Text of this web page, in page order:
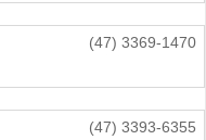
(47) 3369-1470
(47) 3393-6355